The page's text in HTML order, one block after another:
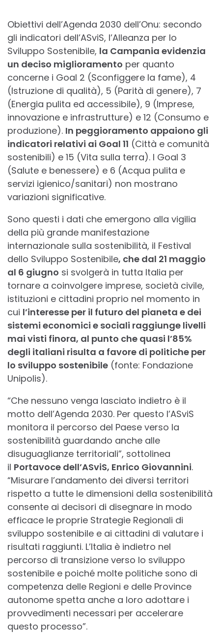
Obiettivi dell’Agenda 2030 dell’Onu: secondo
gli indicatori dell’ASviS, l’Alleanza per lo
Sviluppo Sostenibile, la Campania evidenzia
un deciso miglioramento per quanto
concerne i Goal 2 (Sconfiggere la fame), 4
(Istruzione di qualità), 5 (Parità di genere), 7
(Energia pulita ed accessibile), 9 (Imprese,
innovazione e infrastrutture) e 12 (Consumo e
produzione). In peggioramento appaiono gli
indicatori relativi ai Goal 11 (Città e comunità
sostenibili) e 15 (Vita sulla terra). I Goal 3
(Salute e benessere) e 6 (Acqua pulita e
servizi igienico/sanitari) non mostrano
variazioni significative.
Sono questi i dati che emergono alla vigilia
della più grande manifestazione
internazionale sulla sostenibilità, il Festival
dello Sviluppo Sostenibile, che dal 21 maggio
al 6 giugno si svolgerà in tutta Italia per
tornare a coinvolgere imprese, società civile,
istituzioni e cittadini proprio nel momento in
cui l’interesse per il futuro del pianeta e dei
sistemi economici e sociali raggiunge livelli
mai visti finora, al punto che quasi l’85%
degli italiani risulta a favore di politiche per
lo sviluppo sostenibile (fonte: Fondazione
Unipolis).
“Che nessuno venga lasciato indietro è il
motto dell’Agenda 2030. Per questo l’ASviS
monitora il percorso del Paese verso la
sostenibilità guardando anche alle
disuguaglianze territoriali”, sottolinea
il Portavoce dell’ASviS, Enrico Giovannini.
“Misurare l’andamento dei diversi territori
rispetto a tutte le dimensioni della sostenibilità
consente ai decisori di disegnare in modo
efficace le proprie Strategie Regionali di
sviluppo sostenibile e ai cittadini di valutare i
risultati raggiunti. L’Italia è indietro nel
percorso di transizione verso lo sviluppo
sostenibile e poiché molte politiche sono di
competenza delle Regioni e delle Province
autonome spetta anche a loro adottare i
provvedimenti necessari per accelerare
questo processo”.